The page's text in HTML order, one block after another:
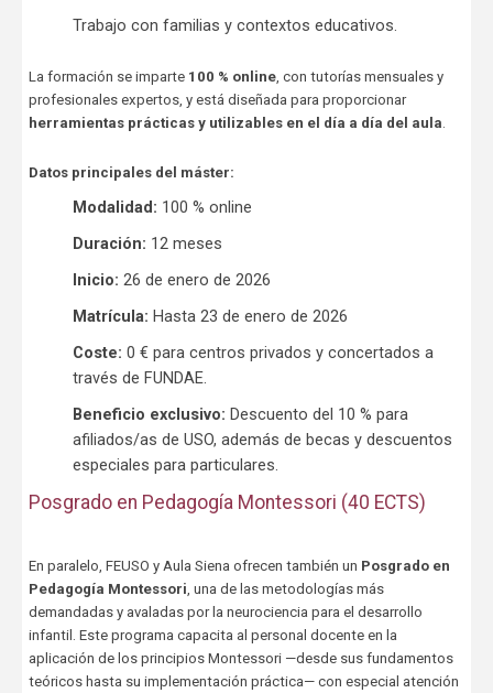
Trabajo con familias y contextos educativos.
La formación se imparte 100 % online, con tutorías mensuales y
profesionales expertos, y está diseñada para proporcionar
herramientas prácticas y utilizables en el día a día del aula.
Datos principales del máster:
Modalidad: 100 % online
Duración: 12 meses
Inicio: 26 de enero de 2026
Matrícula: Hasta 23 de enero de 2026
Coste: 0 € para centros privados y concertados a
través de FUNDAE.
Beneficio exclusivo: Descuento del 10 % para
afiliados/as de USO, además de becas y descuentos
especiales para particulares.
Posgrado en Pedagogía Montessori (40 ECTS)
En paralelo, FEUSO y Aula Siena ofrecen también un Posgrado en
Pedagogía Montessori, una de las metodologías más
demandadas y avaladas por la neurociencia para el desarrollo
infantil. Este programa capacita al personal docente en la
aplicación de los principios Montessori —desde sus fundamentos
teóricos hasta su implementación práctica— con especial atención